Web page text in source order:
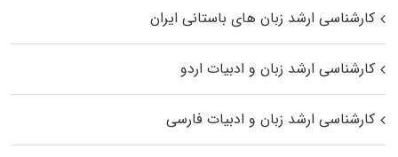
کارشناسی ارشد زبان‌ های باستانی ایران
کارشناسی ارشد زبان و ادبیات اردو
کارشناسی ارشد زبان و ادبیات فارسی